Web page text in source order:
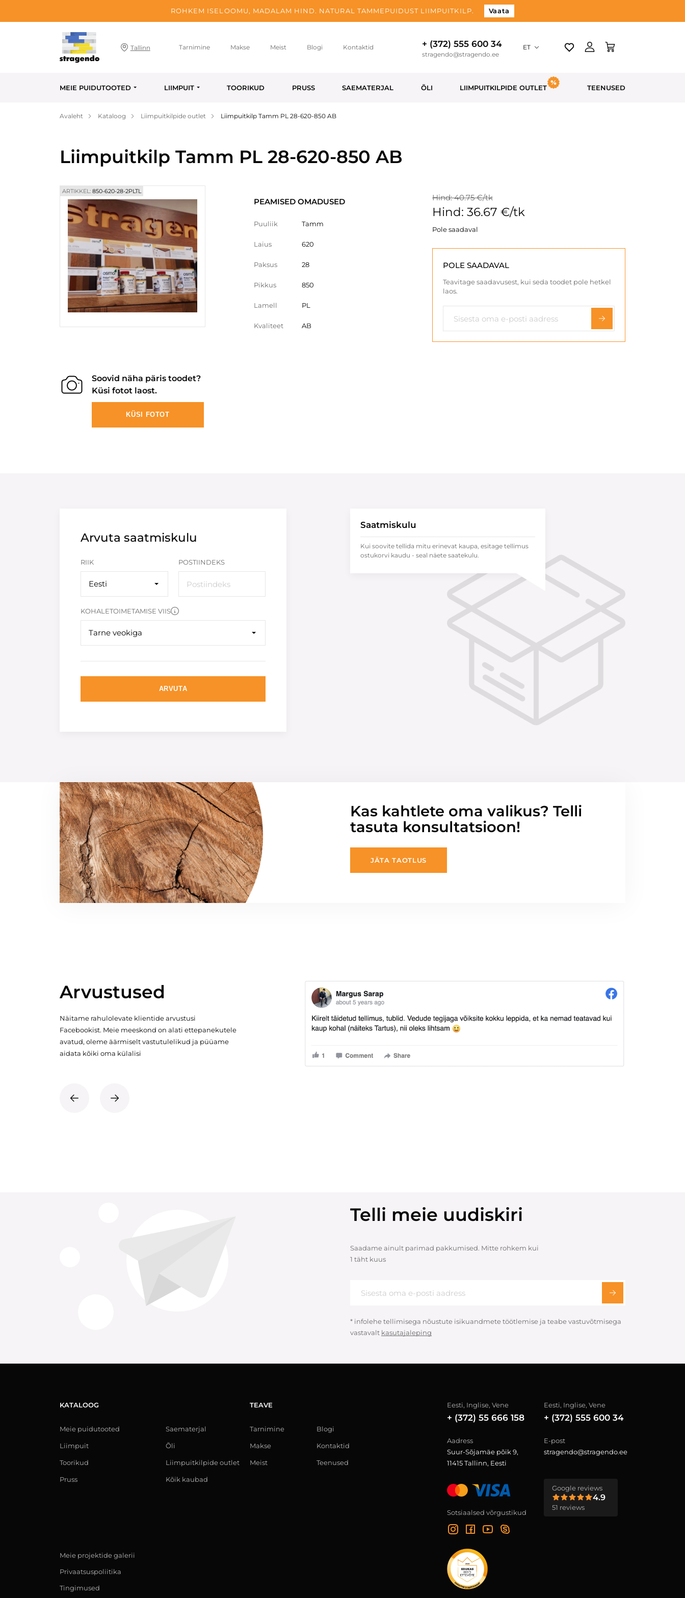
ROHKEM ISELOOMU, MADALAM HIND. NATURAL TAMMEPUIDUST LIIMPUITKILP. Vaata
Tallinn Tarnimine Makse Meist Blogi Kontaktid + (372) 555 600 34
stragendo@stragendo.ee
ET
MEIE PUIDUTOOTED LIIMPUIT TOORIKUD PRUSS SAEMATERJAL ÕLI LIIMPUITKILPIDE OUTLET TEENUSED
Avaleht Kataloog Liimpuitkilpide outlet Liimpuitkilp Tamm PL 28-620-850 AB
Liimpuitkilp Tamm PL 28-620-850 AB
ARTIKKEL: 850-620-28-2PLTL
PEAMISED OMADUSED
Puuliik Tamm
Laius 620
Paksus 28
Pikkus 850
Lamell PL
Kvaliteet AB
Hind: 40.75 €/tk
Hind: 36.67 €/tk
Pole saadaval
POLE SAADAVAL
Teavitage saadavusest, kui seda toodet pole hetkel
laos.
Soovid näha päris toodet?
Küsi fotot laost.
KÜSI FOTOT
Arvuta saatmiskulu
RIIK
Eesti
POSTIINDEKS
KOHALETOIMETAMISE VIIS
Tarne veokiga
ARVUTA
Saatmiskulu
Kui soovite tellida mitu erinevat kaupa, esitage tellimus
ostukorvi kaudu - seal näete saatekulu.
Kas kahtlete oma valikus? Telli
tasuta konsultatsioon!
JÄTA TAOTLUS
Arvustused
Näitame rahulolevate klientide arvustusi
Facebookist. Meie meeskond on alati ettepanekutele
avatud, oleme äärmiselt vastutulelikud ja püüame
aidata kõiki oma külalisi
Telli meie uudiskiri
Saadame ainult parimad pakkumised. Mitte rohkem kui
1 täht kuus
* infolehe tellimisega nõustute isikuandmete töötlemise ja teabe vastuvõtmisega
vastavalt kasutajaleping
KATALOOG
Meie puidutooted
Liimpuit
Toorikud
Pruss
Saematerjal
Õli
Liimpuitkilpide outlet
Kõik kaubad
TEAVE
Tarnimine
Makse
Meist
Blogi
Kontaktid
Teenused
Eesti, Inglise, Vene
+ (372) 55 666 158
Eesti, Inglise, Vene
+ (372) 555 600 34
Aadress
Suur-Sõjamäe põik 9,
11415 Tallinn, Eesti
E-post
stragendo@stragendo.ee
Sotsiaalsed võrgustikud
Google reviews
4.9
51 reviews
Meie projektide galerii
Privaatsuspoliitika
Tingimused